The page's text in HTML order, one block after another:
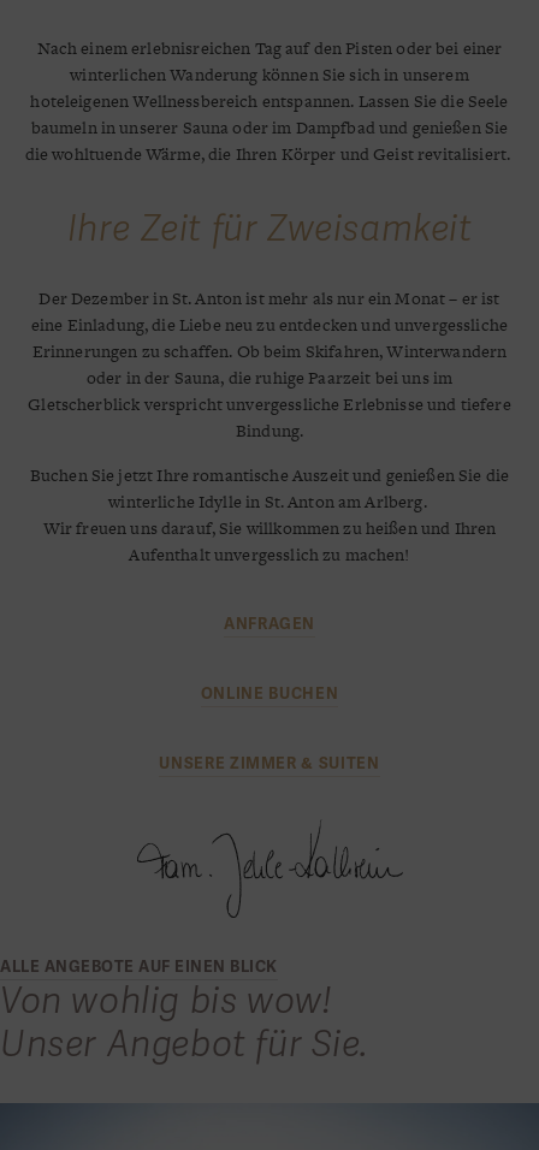
Nach einem erlebnisreichen Tag auf den Pisten oder bei einer
winterlichen Wanderung können Sie sich in unserem
hoteleigenen Wellnessbereich entspannen. Lassen Sie die Seele
baumeln in unserer Sauna oder im Dampfbad und genießen Sie
die wohltuende Wärme, die Ihren Körper und Geist revitalisiert.
Ihre Zeit für Zweisamkeit
Der Dezember in St. Anton ist mehr als nur ein Monat – er ist
eine Einladung, die Liebe neu zu entdecken und unvergessliche
Erinnerungen zu schaffen. Ob beim Skifahren, Winterwandern
oder in der Sauna, die ruhige Paarzeit bei uns im
Gletscherblick verspricht unvergessliche Erlebnisse und tiefere
Bindung.
Buchen Sie jetzt Ihre romantische Auszeit und genießen Sie die
winterliche Idylle in St. Anton am Arlberg.
Wir freuen uns darauf, Sie willkommen zu heißen und Ihren
Aufenthalt unvergesslich zu machen!
ANFRAGEN
ONLINE BUCHEN
UNSERE ZIMMER & SUITEN
ALLE ANGEBOTE AUF EINEN BLICK
Von wohlig bis wow!
Unser Angebot für Sie.